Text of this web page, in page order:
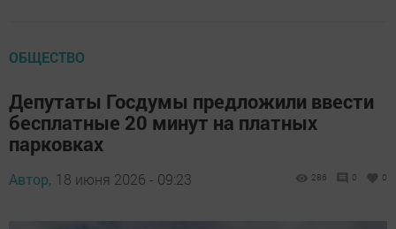
ОБЩЕСТВО
Депутаты Госдумы предложили ввести
бесплатные 20 минут на платных
парковках
Автор, 18 июня 2026 - 09:23 286 0 0